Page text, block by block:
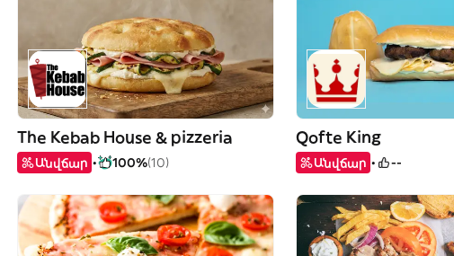
The Kebab House & pizzeria
Անվճար 100%(10)
Qofte King
Անվճար --